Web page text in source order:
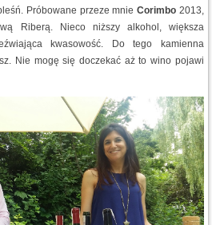
Próbowane przeze mnie Corimbo2013,
Riberą. Nieco niższy alkohol, większa
kwasowość. Do tego kamienna
Nie mogę się doczekać aż to wino pojawi